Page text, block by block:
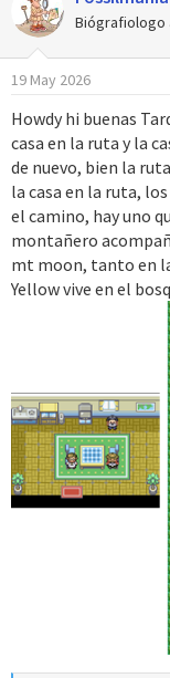
c
i
o
n
s
:
Biógrafiologo
19 May 2026
Howdy hi buenas
casa en la ruta y la
de nuevo, bien la
la casa en la ruta,
el camino, hay uno
montañero
mt moon, tanto en
Yellow vive en el